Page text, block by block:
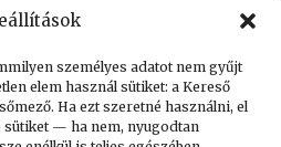
személyes adatot nem gyűjt
elem használ sütiket: a Kereső
Ha ezt szeretné használni, el
— ha nem, nyugodtan
20:15